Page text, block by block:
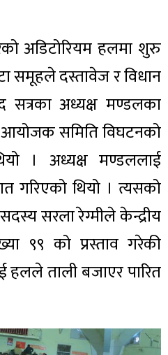
अडिटोरियम हलमा शुरु
समूहले दस्तावेज र विधान
सत्रका अध्यक्ष मण्डलका
आयोजक समिति विघटनको
। अध्यक्ष मण्डललाई
गरिएको थियो । त्यसको
सरला रेग्मीले केन्द्रीय
९९ को प्रस्ताव गरेकी
हलले ताली बजाएर पारित